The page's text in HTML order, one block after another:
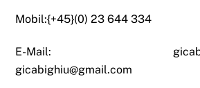
Mobil:{+45}(0) 23 644 334
E-Mail:
gicabighiu@gmail.com